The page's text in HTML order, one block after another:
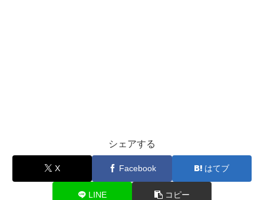
シェアする
X Facebook はてブ
LINE コピー